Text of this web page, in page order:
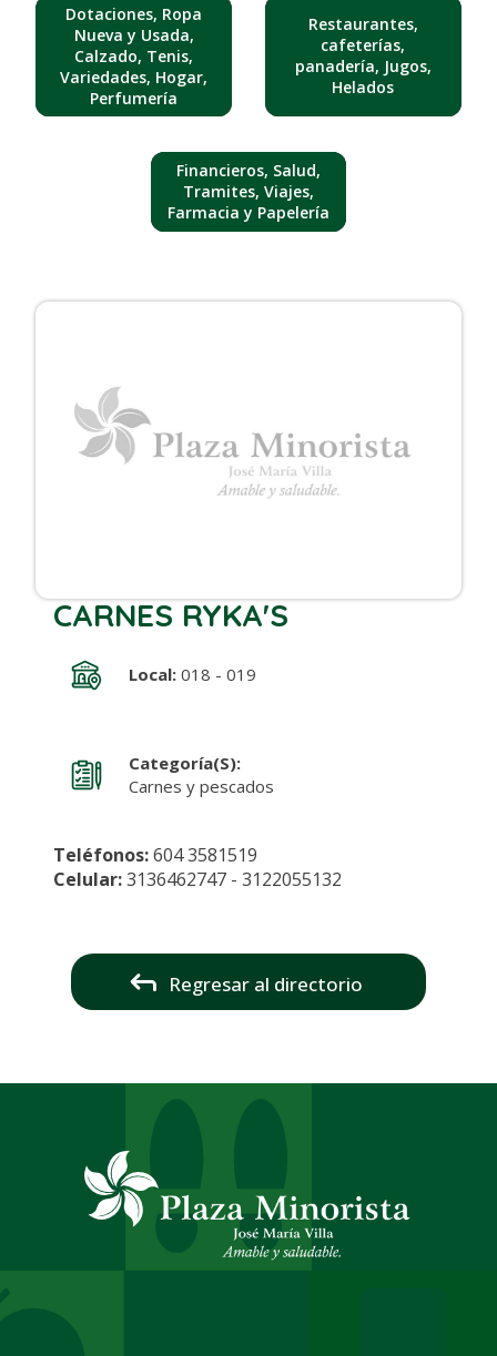
Dotaciones, Ropa
Nueva y Usada,
Calzado, Tenis,
Variedades, Hogar,
Perfumería
Restaurantes,
cafeterías,
panadería, Jugos,
Helados
Financieros, Salud,
Tramites, Viajes,
Farmacia y Papelería
CARNES RYKA'S
Local:018 - 019
Categoría(s):
Carnes y pescados
Teléfonos:604 3581519
Celular:3136462747 - 3122055132
Regresar al directorio